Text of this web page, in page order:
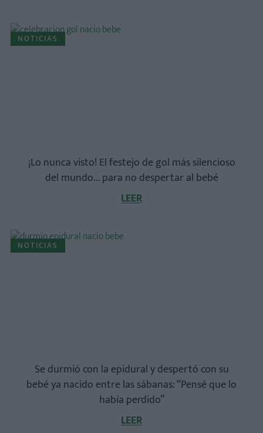
NOTICIAS
¡Lo nunca visto! El festejo de gol más silencioso
del mundo... para no despertar al bebé
LEER
NOTICIAS
Se durmió con la epidural y despertó con su
bebé ya nacido entre las sábanas: “Pensé que lo
había perdido”
LEER